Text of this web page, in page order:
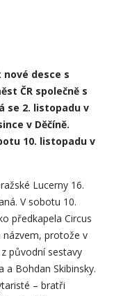
desce s
ČR společně s
se 2. listopadu v
v Děčíně.
10. listopadu v
Lucerny 16.
V sobotu 10.
předkapela Circus
názvem, protože v
původní sestavy
a Bohdan Skibinsky.
– bratři